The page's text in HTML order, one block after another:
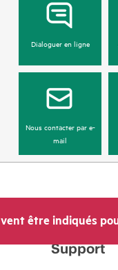
Dialoguer en ligne
Nous contacter par e-
mail
être indiqués
Support